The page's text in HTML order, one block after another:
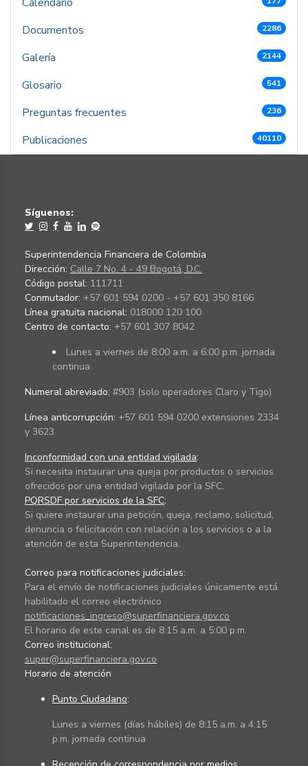
Documentos 2286
Galería 2144
Glosario 541
Preguntas frecuentes 236
Publicaciones 40110
Síguenos:
Superintendencia Financiera de Colombia
Dirección: Calle 7 No. 4 - 49 Bogotá, D.C.
Código postal: 111711
Conmutador: +57 601 594 0200 - +57 601 350 8166
Línea gratuita nacional: 018000 120 100
Centro de contacto: +57 601 307 8042
Lunes a viernes de 8:00 a.m. a 6:00 p.m. jornada
continua.
Numeral abreviado: #903 (solo operadores Claro y Tigo)
Línea anticorrupción: +57 601 594 0200 extensiones 2334
y 3623
Inconformidad con una entidad vigilada:
Si necesita instaurar una queja por productos o servicios
ofrecidos por una entidad vigilada por la SFC.
PQRSDF por servicios de la SFC:
Si quiere instaurar una petición, queja, reclamo, solicitud,
denuncia o felicitación con relación a los servicios o a la
atención de esta Superintendencia.
Correo para notificaciones judiciales:
Para el envío de notificaciones judiciales únicamente está
habilitado el correo electrónico
notificaciones_ingreso@superfinanciera.gov.co
El horario de este canal es de 8:15 a.m. a 5:00 p.m.
Correo institucional:
super@superfinanciera.gov.co
Horario de atención
Punto Ciudadano:
Lunes a viernes (días hábiles) de 8:15 a.m. a 4:15
p.m. jornada continua